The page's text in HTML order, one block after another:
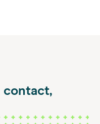
contact,